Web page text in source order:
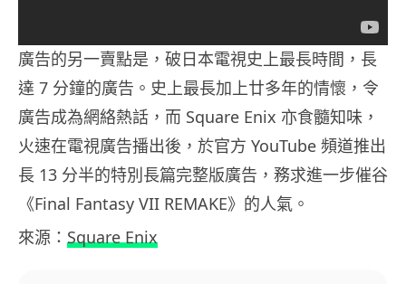
廣告的另一賣點是，破日本電視史上最長時間，長
達 7 分鐘的廣告。史上最長加上廿多年的情懷，令
廣告成為網絡熱話，而 Square Enix 亦食髓知味，
火速在電視廣告播出後，於官方 YouTube 頻道推出
長 13 分半的特別長篇完整版廣告，務求進一步催谷
《Final Fantasy VII REMAKE》的人氣。
來源： Square Enix